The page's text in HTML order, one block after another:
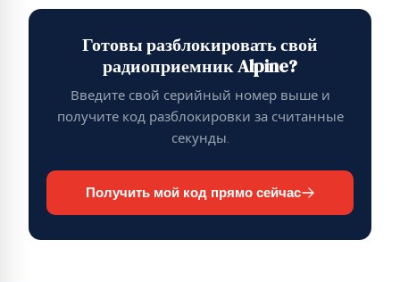
Готовы разблокировать свой
радиоприемник Alpine?
Введите свой серийный номер выше и
получите код разблокировки за считанные
секунды.
Получить мой код прямо сейчас